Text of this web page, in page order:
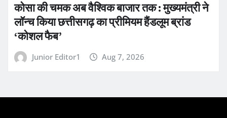
कोसा की चमक अब वैश्विक बाजार तक : मुख्यमंत्री ने
लॉन्च किया छत्तीसगढ़ का प्रीमियम हैंडलूम ब्रांड
‘कोशल फैब’
Junior Editor1 Aug 7, 2026